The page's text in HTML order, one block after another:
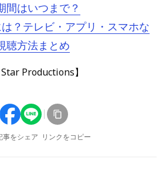
間はいつまで？
？テレビ・アプリ・スマホな
聴方法まとめ
Productions】
事をシェア リンクをコピー